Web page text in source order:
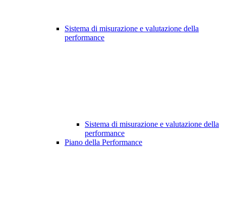
Sistema di misurazione e valutazione della
performance
Sistema di misurazione e valutazione della
performance
Piano della Performance